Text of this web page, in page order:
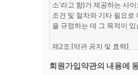
회원가입약관의 내용에